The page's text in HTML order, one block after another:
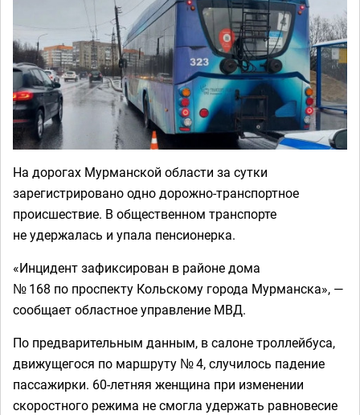
На дорогах Мурманской области за сутки
зарегистрировано одно дорожно-транспортное
происшествие. В общественном транспорте
не удержалась и упала пенсионерка.
«Инцидент зафиксирован в районе дома
№ 168 по проспекту Кольскому города Мурманска», —
сообщает областное управление МВД.
По предварительным данным, в салоне троллейбуса,
движущегося по маршруту № 4, случилось падение
пассажирки. 60-летняя женщина при изменении
скоростного режима не смогла удержать равновесие